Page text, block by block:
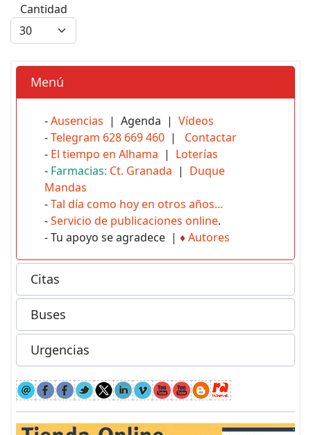
Cantidad
Menú
-Ausencias | Agenda | Vídeos
-Telegram 628 669 460 | Contactar
- El tiempo en Alhama | Loterías
- Farmacias: Ct. Granada | Duque
Mandas
-Tal día como hoy en otros años...
-Servicio de publicaciones online.
- Tu apoyo se agradece | ♦Autores
Citas
Buses
Urgencias